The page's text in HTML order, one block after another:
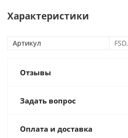
Характеристики
Артикул
Отзывы
Задать вопрос
Оплата и доставка